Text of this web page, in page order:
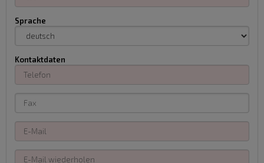
Sprache
Kontaktdaten